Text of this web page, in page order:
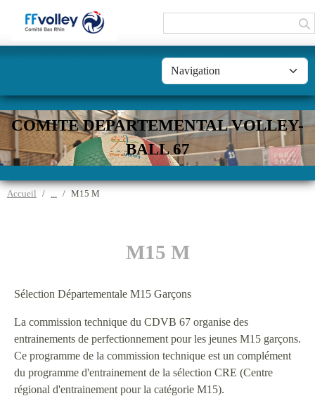
COMITE DEPARTEMENTAL VOLLEY-
BALL 67
Accueil M15 M
M15 M
Sélection Départementale M15 Garçons
La commission technique du CDVB 67 organise des
entrainements de perfectionnement pour les jeunes M15 garçons.
Ce programme de la commission technique est un complément
du programme d'entrainement de la sélection CRE (Centre
régional d'entrainement pour la catégorie M15).
Panneau de gestion des cookies